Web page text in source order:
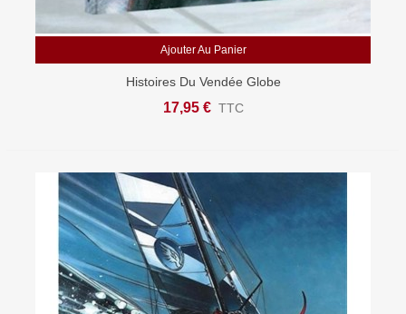
Ajouter Au Panier
Histoires Du Vendée Globe
17,95 € TTC